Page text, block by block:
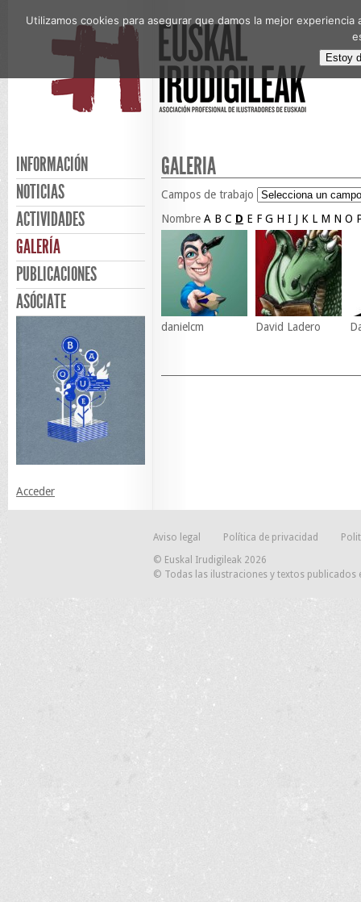
INFORMACIÓN
NOTICIAS
ACTIVIDADES
GALERÍA
PUBLICACIONES
ASÓCIATE
Acceder
GALERÍA
Campos de trabajo
Nombre A B C D E F G H I J K L M N O
danielcm David Ladero
Aviso legal Política de privacidad
© Euskal Irudigileak 2026
© Todas las ilustraciones y textos publicados
Utilizamos cookies para asegurar que damos la mejor
Estoy